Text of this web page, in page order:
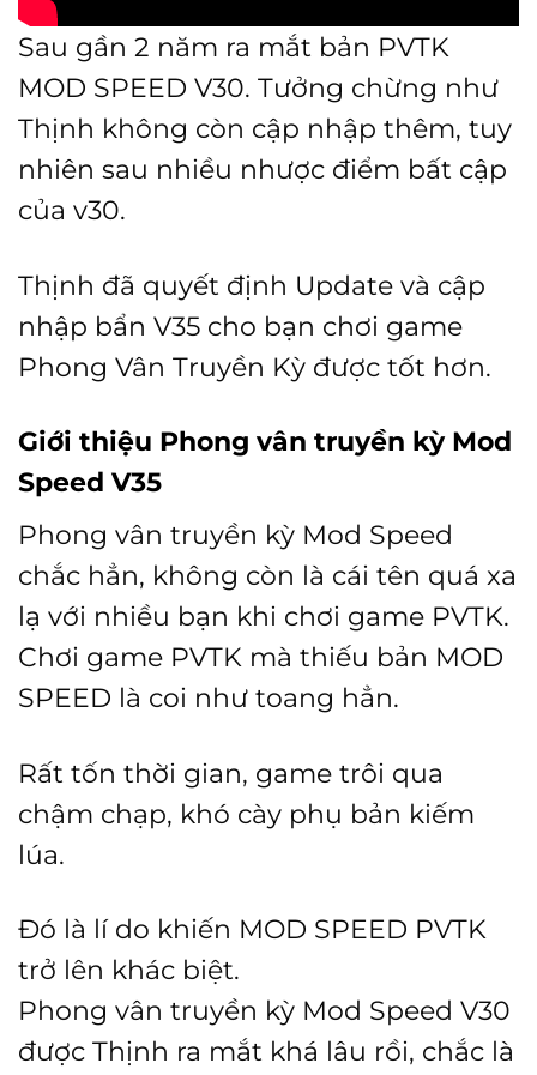
Sau gần 2 năm ra mắt bản PVTK
MOD SPEED V30. Tưởng chừng như
Thịnh không còn cập nhập thêm, tuy
nhiên sau nhiều nhược điểm bất cập
của v30.
Thịnh đã quyết định Update và cập
nhập bẩn V35 cho bạn chơi game
Phong Vân Truyền Kỳ được tốt hơn.
Giới thiệu Phong vân truyền kỳ Mod
Speed V35
Phong vân truyền kỳ Mod Speed
chắc hẳn, không còn là cái tên quá xa
lạ với nhiều bạn khi chơi game PVTK.
Chơi game PVTK mà thiếu bản MOD
SPEED là coi như toang hẳn.
Rất tốn thời gian, game trôi qua
chậm chạp, khó cày phụ bản kiếm
lúa.
Đó là lí do khiến MOD SPEED PVTK
trở lên khác biệt.
Phong vân truyền kỳ Mod Speed V30
được Thịnh ra mắt khá lâu rồi, chắc là